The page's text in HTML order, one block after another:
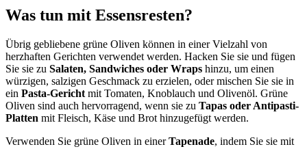
Was tun mit Essensresten?
Übrig gebliebene grüne Oliven können in einer Vielzahl von
herzhaften Gerichten verwendet werden. Hacken Sie sie und fügen
Sie sie zu Salaten, Sandwiches oder Wraps hinzu, um einen
würzigen, salzigen Geschmack zu erzielen, oder mischen Sie sie in
ein Pasta-Gericht mit Tomaten, Knoblauch und Olivenöl. Grüne
Oliven sind auch hervorragend, wenn sie zu Tapas oder Antipasti-
Platten mit Fleisch, Käse und Brot hinzugefügt werden.
Verwenden Sie grüne Oliven in einerTapenade, indem Sie sie mit